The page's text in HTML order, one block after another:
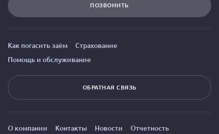
ПОЗВОНИТЬ
Как погасить заём
Страхование
Помощь и обслуживание
ОБРАТНАЯ СВЯЗЬ
О компании Контакты Новости
Отчетность